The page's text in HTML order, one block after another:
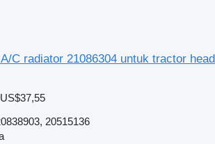
C radiator 21086304 untuk tractor head
20515136